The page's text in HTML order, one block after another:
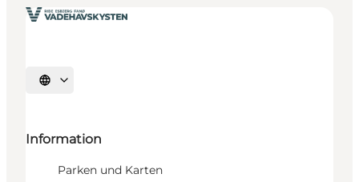
Sprache auswählen
Information
Parken und Karten